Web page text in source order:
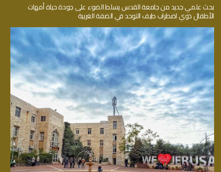
بحث علمي جديد من جامعة القدس يسلط الضوء على جودة حياة أمهات
الأطفال ذوي اضطراب طيف التوحد في الضفة الغربية